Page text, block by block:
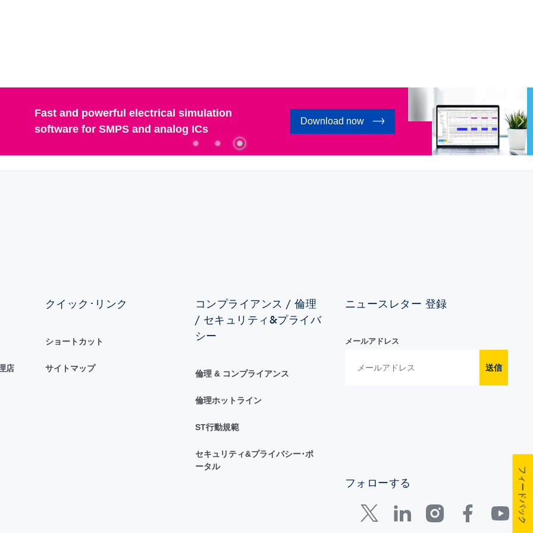
Fast and powerful electrical simulation
software for SMPS and analog ICs
Download now
店
クイック･リンク
ショートカット
サイトマップ
コンプライアンス / 倫理
/ セキュリティ&プライバ
シー
倫理 & コンプライアンス
倫理ホットライン
ST行動規範
セキュリティ&プライバシー･ポ
ータル
ニュースレター 登録
メールアドレス
送信
フォローする フィードバック